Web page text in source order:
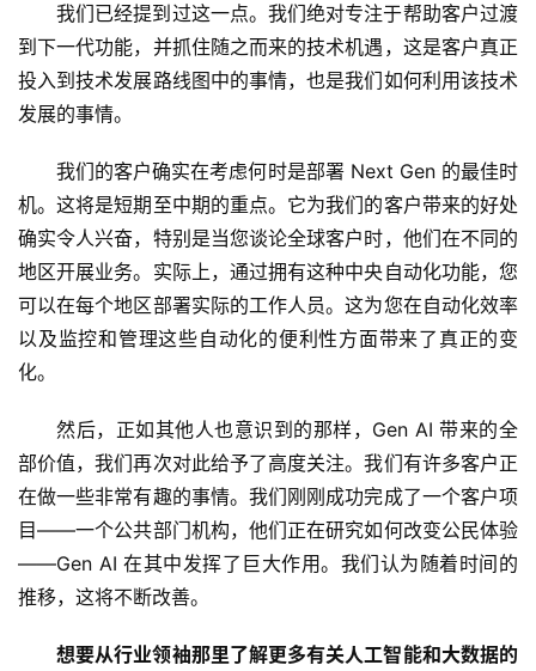
我们已经提到过这一点。我们绝对专注于帮助客户过渡
到下一代功能，并抓住随之而来的技术机遇，这是客户真正
投入到技术发展路线图中的事情，也是我们如何利用该技术
发展的事情。
我们的客户确实在考虑何时是部署 Next Gen 的最佳时
机。这将是短期至中期的重点。它为我们的客户带来的好处
确实令人兴奋，特别是当您谈论全球客户时，他们在不同的
地区开展业务。实际上，通过拥有这种中央自动化功能，您
可以在每个地区部署实际的工作人员。这为您在自动化效率
以及监控和管理这些自动化的便利性方面带来了真正的变
化。
然后，正如其他人也意识到的那样，Gen AI 带来的全
部价值，我们再次对此给予了高度关注。我们有许多客户正
在做一些非常有趣的事情。我们刚刚成功完成了一个客户项
目——一个公共部门机构，他们正在研究如何改变公民体验
——Gen AI 在其中发挥了巨大作用。我们认为随着时间的
推移，这将不断改善。
想要从行业领袖那里了解更多有关人工智能和大数据的